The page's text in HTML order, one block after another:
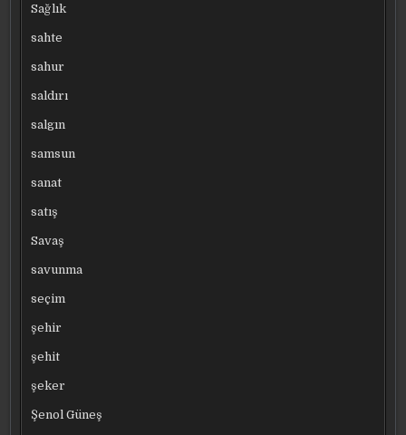
Sağlık
sahte
sahur
saldırı
salgın
samsun
sanat
satış
Savaş
savunma
seçim
şehir
şehit
şeker
Şenol Güneş